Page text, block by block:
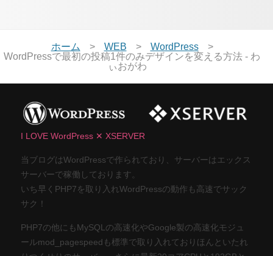
ホーム WEB
WordPress
WordPressで最初の投稿1件のみデザインを変える方法 - わ
ぃおがわ
I LOVE WordPress ✕ XSERVER
当ブログはWordPressで作られており、サーバーはエックス
サーバーで稼働しております。
いち早くPHP7を取り入れWordPressの動作も高速でサック
サク！
PHP7の他にもMySQLの高速化やGoogle製の高速化モジュ
ールmod_pagespeedも標準で取り入れておりほんといたれ